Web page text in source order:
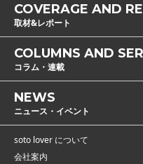
COVERAGE AND
取材&レポート
COLUMNS AND
コラム・連載
NEWS
ニュース・イベント
soto lover について
会社案内